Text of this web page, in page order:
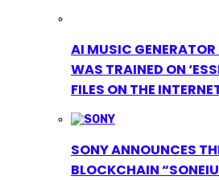
AI MUSIC
WAS TRAINED ON
FILES ON THE
SONY ANNOUNCES
BLOCKCHAIN